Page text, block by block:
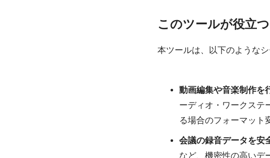
このツールが役立
本ツールは、以下のような
動画編集や音楽制作を
ーディオ・ワークステ
る場合のフォーマット
会議の録音データを安
など、機密性の高いデ